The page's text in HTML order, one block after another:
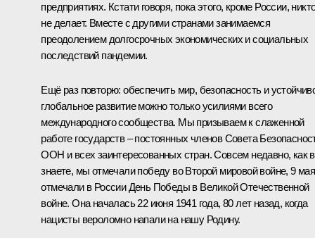
предприятиях. Кстати говоря, пока этого, кроме России,
не делает. Вместе с другими странами занимаемся
преодолением долгосрочных экономических и социальных
последствий пандемии.
Ещё раз повторю: обеспечить мир, безопасность и
глобальное развитие можно только усилиями всего
международного сообщества. Мы призываем к слаженной
работе государств – постоянных членов Совета
ООН и всех заинтересованных стран. Совсем недавно, как
знаете, мы отмечали победу во Второй мировой войне, 9 мая
отмечали в России День Победы в Великой Отечественной
войне. Она началась 22 июня 1941 года, 80 лет назад, когда
нацисты вероломно напали на нашу Родину.